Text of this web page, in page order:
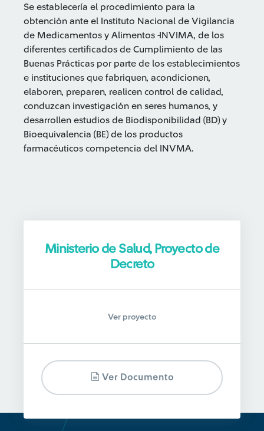
Se establecería el procedimiento para la
obtención ante el Instituto Nacional de Vigilancia
de Medicamentos y Alimentos -INVIMA, de los
diferentes certificados de Cumplimiento de las
Buenas Prácticas por parte de los establecimientos
e instituciones que fabriquen, acondicionen,
elaboren, preparen, realicen control de calidad,
conduzcan investigación en seres humanos, y
desarrollen estudios de Biodisponibilidad (BD) y
Bioequivalencia (BE) de los productos
farmacéuticos competencia del INVMA.
Ministerio de Salud, Proyecto de
Decreto
Ver proyecto
Ver Documento